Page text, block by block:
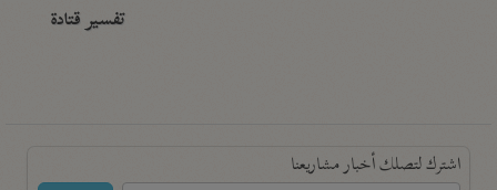
تفسير قتادة
اشترك لتصلك أخبار مشاريعنا